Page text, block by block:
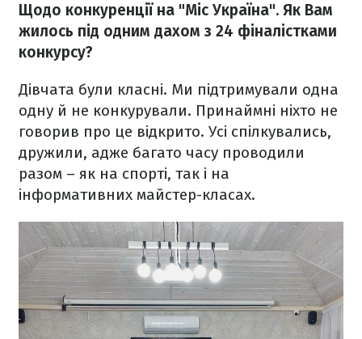
Щодо конкуренції на "Міс Україна". Як Вам
жилось під одним дахом з 24 фіналістками
конкурсу?
Дівчата були класні. Ми підтримували одна
одну й не конкурували. Принаймні ніхто не
говорив про це відкрито. Усі спілкувались,
дружили, адже багато часу проводили
разом – як на спорті, так і на
інформативних майстер-класах.